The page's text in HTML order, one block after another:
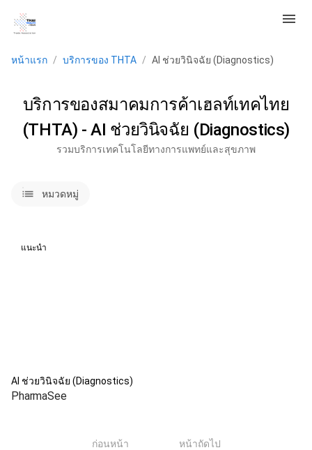
menu
หน้าแรก / บริการของ THTA / AI ช่วยวินิจฉัย (Diagnostics)
บริการของสมาคมการค้าเฮลท์เทคไทย
(THTA) - AI ช่วยวินิจฉัย (Diagnostics)
รวมบริการเทคโนโลยีทางการแพทย์และสุขภาพ
listsหมวดหมู่
แนะนำ
AI ช่วยวินิจฉัย (Diagnostics)
PharmaSee
ก่อนหน้า หน้าถัดไป